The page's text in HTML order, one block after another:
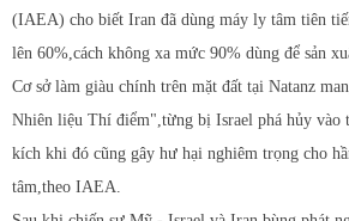
(IAEA) cho biết Iran đã dùng máy ly tâm tiên
lên 60%,cách không xa mức 90% dùng để sản
Cơ sở làm giàu chính trên mặt đất tại Natanz
Nhiên liệu Thí điểm",từng bị Israel phá hủy vào
kích khi đó cũng gây hư hại nghiêm trọng cho
tâm,theo IAEA.